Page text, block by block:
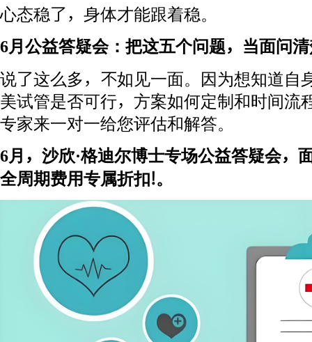
心态稳了，身体才能跟着稳。
6月公益答疑会：把这五个问题，当面问
说了这么多，不如见一面。因为想知道自
美试管是否可行，方案如何定制和时间流
专家来一对一给您评估和解答。
6月，沙欣·格迪尔博士专场公益答疑会，
全周期费用专属折扣!。